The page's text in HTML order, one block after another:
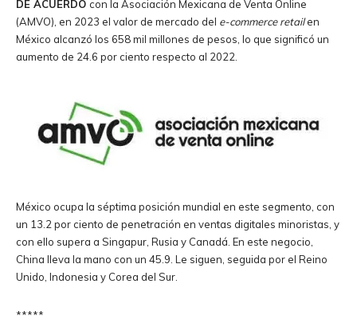
DE ACUERDO con la Asociación Mexicana de Venta Online
(AMVO), en 2023 el valor de mercado del e-commerce retailen
México alcanzó los 658 mil millones de pesos, lo que significó un
aumento de 24.6 por ciento respecto al 2022.
México ocupa la séptima posición mundial en este segmento, con
un 13.2 por ciento de penetración en ventas digitales minoristas, y
con ello supera a Singapur, Rusia y Canadá. En este negocio,
China lleva la mano con un 45.9. Le siguen, seguida por el Reino
Unido, Indonesia y Corea del Sur.
*****